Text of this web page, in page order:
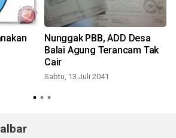
Nunggak PBB, ADD Desa
Balai Agung Terancam Tak
Cair
Sabtu, 13 Juli 2041